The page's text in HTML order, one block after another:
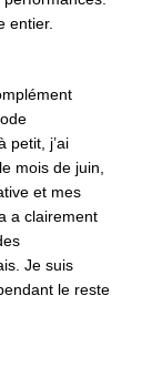
entier.
petit, j’ai
mois de juin,
et mes
a clairement
Je suis
le reste